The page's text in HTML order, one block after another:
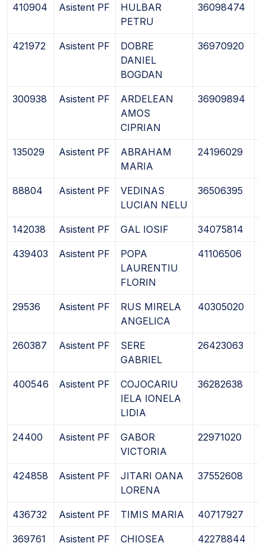
410904 Asistent PF
HULBAR
PETRU
36098474
421972 Asistent PF
DOBRE
DANIEL
BOGDAN
36970920
300938 Asistent PF
ARDELEAN
AMOS
CIPRIAN
36909894
135029 Asistent PF
ABRAHAM
MARIA
24196029
88804 Asistent PF
VEDINAS
LUCIAN NELU
36506395
142038 Asistent PF GAL IOSIF 34075814
439403 Asistent PF
POPA
LAURENTIU
FLORIN
41106506
29536 Asistent PF
RUS MIRELA
ANGELICA
40305020
260387 Asistent PF
SERE
GABRIEL
26423063
400546 Asistent PF
COJOCARIU
IELA IONELA
LIDIA
36282638
24400 Asistent PF
GABOR
VICTORIA
22971020
424858 Asistent PF
JITARI OANA
LORENA
37552608
436732 Asistent PF TIMIS MARIA 40717927
369761 Asistent PF
CHIOSEA
42278844